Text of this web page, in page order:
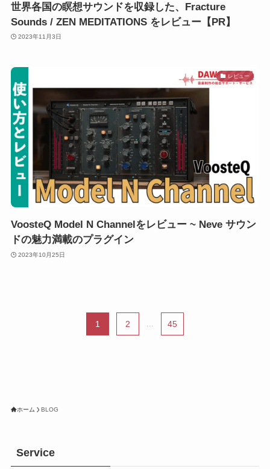
世界各国の瞑想サウンドを収録した、Fracture
Sounds / ZEN MEDITATIONS をレビュー【PR】
2023年11月3日
レビュー
VoosteQ Model N Channelをレビュー ~ Neve サウン
ドの魅力満載のプラグイン
2023年10月25日
1 2 ... 45
ホーム BLOG
Service